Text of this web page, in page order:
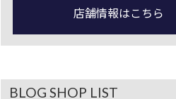
店舗情報はこちら
BLOG SHOP LIST